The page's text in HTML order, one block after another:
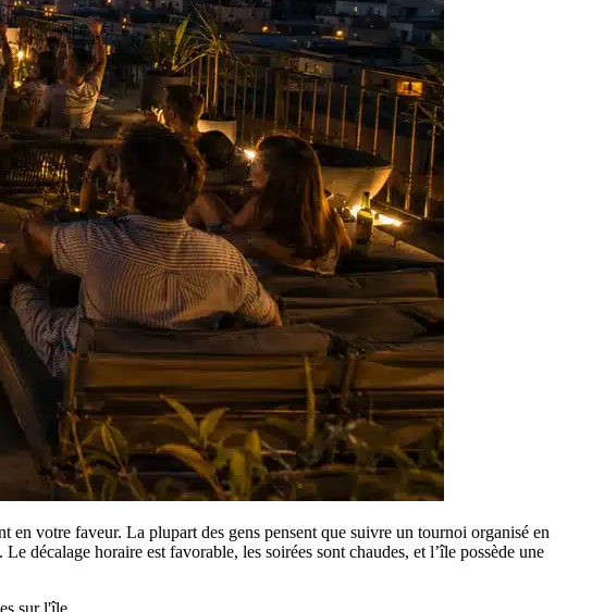
votre faveur. La plupart des gens pensent que suivre un tournoi organisé en
décalage horaire est favorable, les soirées sont chaudes, et l’île possède une
sur l'île.